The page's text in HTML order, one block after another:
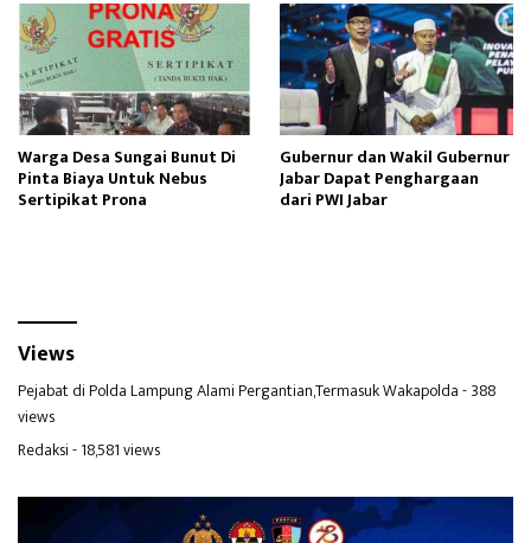
Warga Desa Sungai Bunut Di
Pinta Biaya Untuk Nebus
Sertipikat Prona
Gubernur dan Wakil Gubernur
Jabar Dapat Penghargaan
dari PWI Jabar
Views
Pejabat di Polda Lampung Alami Pergantian,Termasuk Wakapolda- 388
views
Redaksi- 18,581 views